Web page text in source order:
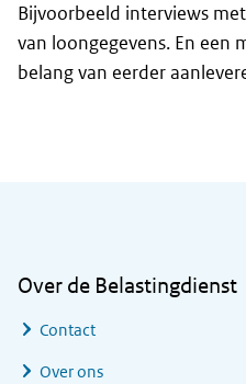
Bijvoorbeeld interviews
van loongegevens. En een
belang van eerder
Over de Belastingdienst
Contact
Over ons